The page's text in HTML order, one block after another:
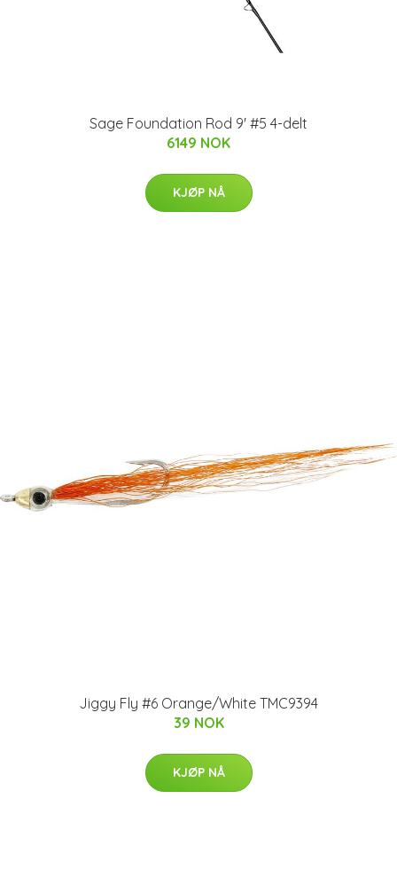
Sage Foundation Rod 9' #5 4-delt
6149 NOK
KJØP NÅ
Jiggy Fly #6 Orange/White TMC9394
39 NOK
KJØP NÅ